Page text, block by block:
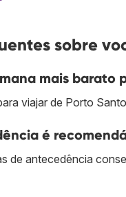
sobre
mais barato
viajar de Porto
é
de antecedência